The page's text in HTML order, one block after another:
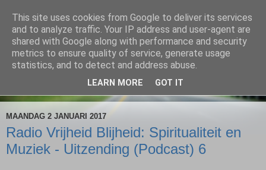
Radio Vrijheid Blijheid
Spiritualiteit & Muziek
MAANDAG 2 JANUARI 2017
Radio Vrijheid Blijheid: Spiritualiteit en
Muziek - Uitzending (Podcast) 6
This site uses cookies from Google to deliver its services
and to analyze traffic. Your IP address and user-agent are
shared with Google along with performance and security
metrics to ensure quality of service, generate usage
statistics, and to detect and address abuse.
LEARN MORE GOT IT